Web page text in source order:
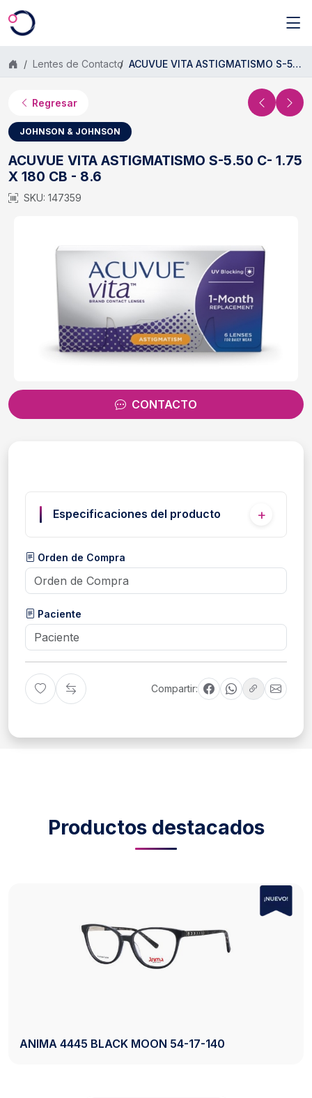
Saltar al contenido principal
Lentes de Contacto ACUVUE VITA ASTIGMATISMO S-5.50 C- 1.75 X 180 CB - 8.6
Regresar
JOHNSON & JOHNSON
ACUVUE VITA ASTIGMATISMO S-5.50 C- 1.75
X 180 CB - 8.6
SKU: 147359
CONTACTO
Especificaciones del producto
Orden de Compra
Paciente
Compartir:
Productos destacados
AXESS 2742 BLACK 50-20-140